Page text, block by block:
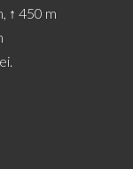
↑ 450 m